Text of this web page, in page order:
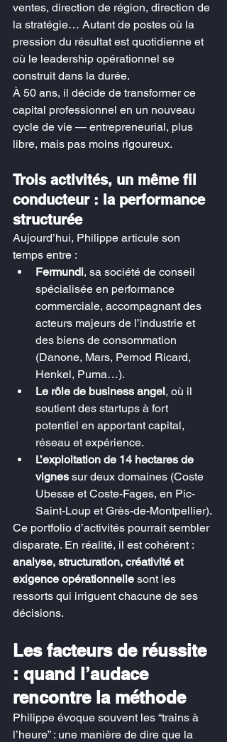
ventes, direction de région, direction de
la stratégie… Autant de postes où la
pression du résultat est quotidienne et
où le leadership opérationnel se
construit dans la durée.
À 50 ans, il décide de transformer ce
capital professionnel en un nouveau
cycle de vie — entrepreneurial, plus
libre, mais pas moins rigoureux.
Trois activités, un même fil
conducteur : la performance
structurée
Aujourd’hui, Philippe articule son
temps entre :
Fermundi, sa société de conseil
spécialisée en performance
commerciale, accompagnant des
acteurs majeurs de l’industrie et
des biens de consommation
(Danone, Mars, Pernod Ricard,
Henkel, Puma…).
Le rôle de business angel, où il
soutient des startups à fort
potentiel en apportant capital,
réseau et expérience.
L’exploitation de 14 hectares de
vignes sur deux domaines (Coste
Ubesse et Coste-Fages, en Pic-
Saint-Loup et Grès-de-Montpellier).
Ce portfolio d’activités pourrait sembler
disparate. En réalité, il est cohérent :
analyse, structuration, créativité et
exigence opérationnelle sont les
ressorts qui irriguent chacune de ses
décisions.
Les facteurs de réussite
: quand l’audace
rencontre la méthode
Philippe évoque souvent les “trains à
l’heure” : une manière de dire que la